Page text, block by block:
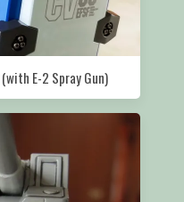
E-2 Spray Gun)